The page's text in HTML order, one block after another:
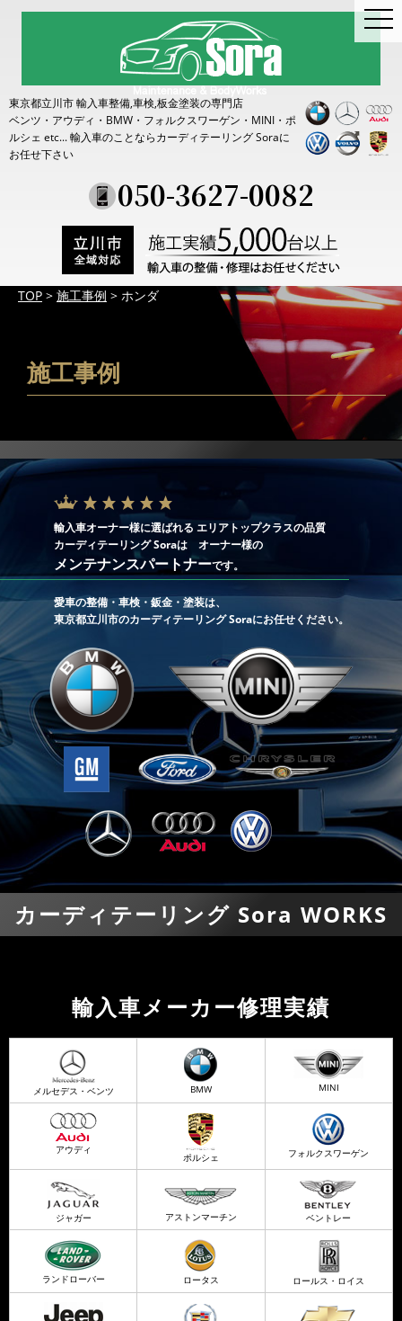
東京都立川市 輸入車整備,車検,板金塗装の専門店
ベンツ・アウディ・BMW・フォルクスワーゲン・MINI・ポ
ルシェ etc...輸入車のことならカーディテーリング Soraに
お任せ下さい
050-3627-0082
TOP > 施工事例 > ホンダ
施工事例
輸入車オーナー様に選ばれる エリアトップクラスの品質
カーディテーリング Soraは オーナー様の
メンテナンスパートナーです。
愛車の整備・車検・鈑金・塗装は、
東京都立川市のカーディテーリング Soraにお任せください。
カーディテーリング Sora WORKS
輸入車メーカー修理実績
メルセデス・ベンツ BMW MINI
アウディ
ポルシェ フォルクスワーゲン
ジャガー アストンマーチン ベントレー
ランドローバー ロータス ロールス・ロイス